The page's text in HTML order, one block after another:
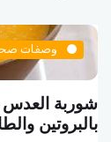
صحية
العدس دفء
والطاقة